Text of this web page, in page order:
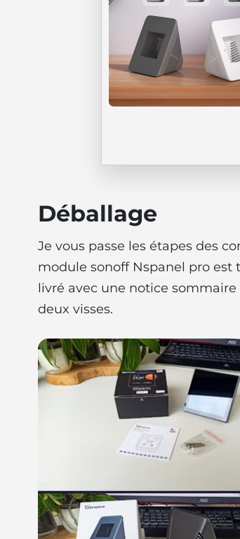
Déballage
Je vous passe les étapes des
module sonoff Nspanel pro est
livré avec une notice
deux visses.